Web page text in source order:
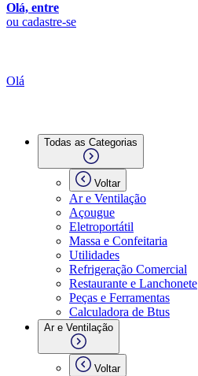
Olá, entre
ou cadastre-se
Olá
Todas as Categorias
Voltar
Ar e Ventilação
Açougue
Eletroportátil
Massa e Confeitaria
Utilidades
Refrigeração Comercial
Restaurante e Lanchonete
Peças e Ferramentas
Calculadora de Btus
Ar e Ventilação
Voltar